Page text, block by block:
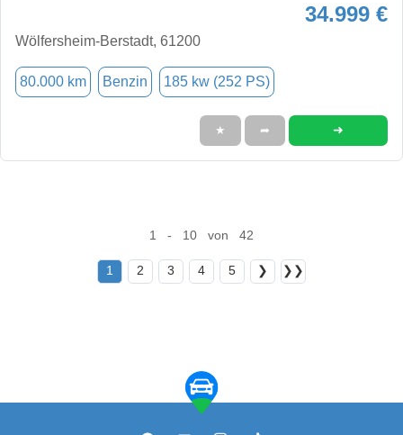
34.999 €
Wölfersheim-Berstadt, 61200
80.000 km Benzin 185 kw (252 PS)
★ ➦ ➜
1 - 10 von 42
1 2 3 4 5 ❯ ❯❯